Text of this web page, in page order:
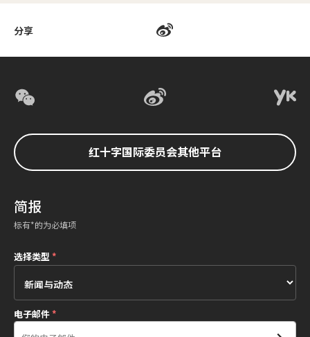
分享
红十字国际委员会其他平台
简报
标有*的为必填项
选择类型*
电子邮件*